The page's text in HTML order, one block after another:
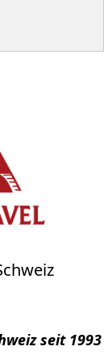
seit 1993